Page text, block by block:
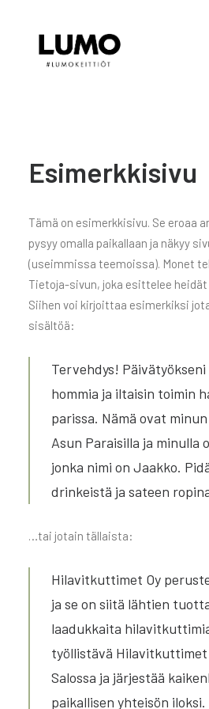
KYLPYHUONEET
Esimerkkisivu
Tämä on esimerkkisivu. Se eroaa
pysyy omalla paikallaan ja näkyy
(useimmissa teemoissa). Monet
Tietoja-sivun, joka esittelee
Siihen voi kirjoittaa esimerkiksi
sisältöä:
Tervehdys!
hommia ja iltaisin toimin
parissa. Nämä ovat
Asun Paraisilla ja minulla
jonka nimi on Jaakko.
drinkeistä ja sateen
…tai jotain tällaista:
Hilavitkuttimet Oy
ja se on siitä lähtien
laadukkaita
työllistävä Hilavitkuttimet
Salossa ja järjestää
paikallisen yhteisön iloksi.